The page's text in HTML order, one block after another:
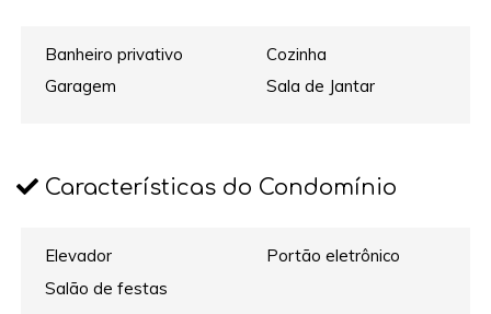
Banheiro privativo
Cozinha
Garagem
Sala de Jantar
Características do Condomínio
Elevador
Portão eletrônico
Salão de festas